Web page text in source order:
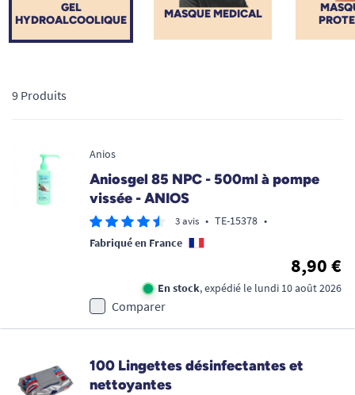
MASQUE MEDICAL
GEL
HYDROALCOOLIQUE
9 Produits
Anios
Aniosgel 85 NPC - 500ml à pompe
vissée - ANIOS
3 avis • TE-15378 •
Fabriqué en France
8,90 €
En stock, expédié le lundi 10 août 2026
Comparer
100 Lingettes désinfectantes et
nettoyantes